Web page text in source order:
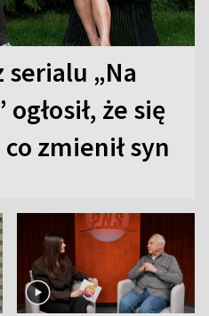
serialu „Na
że się
zmienił syn